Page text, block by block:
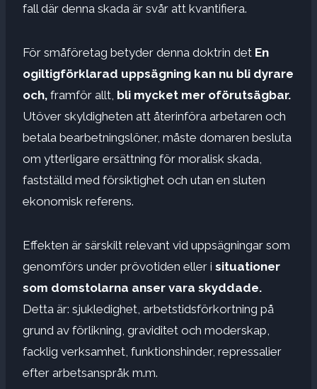
fall där denna skada är svår att kvantifiera.
För småföretag betyder denna doktrin det En
ogiltigförklarad uppsägning kan nu bli dyrare
och, framför allt, bli mycket mer oförutsägbar.
Utöver skyldigheten att återinföra arbetaren och
betala bearbetningslöner, måste domaren besluta
om ytterligare ersättning för moralisk skada,
fastställd med försiktighet och utan en sluten
ekonomisk referens.
Effekten är särskilt relevant vid uppsägningar som
genomförs under prövotiden eller i situationer
som domstolarna anser vara skyddade.
Detta är: sjukledighet, arbetstidsförkortning på
grund av förlikning, graviditet och moderskap,
facklig verksamhet, funktionshinder, repressalier
efter arbetsanspråk m.m.